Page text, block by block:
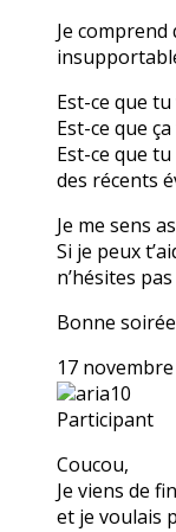
Je
Est-ce que
Est-ce que
Est-ce que
des récents
Je me sens
Si je peux
n’hésites
Bonne soirée
17
aria10
Participant
Coucou,
Je viens de
et je voulais